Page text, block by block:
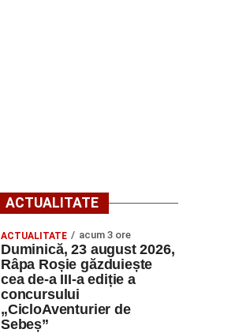
ACTUALITATE
ACTUALITATE acum 3 ore
Duminică, 23 august 2026,
Râpa Roșie găzduiește
cea de-a III-a ediție a
concursului
„CicloAventurier de
Sebeș”